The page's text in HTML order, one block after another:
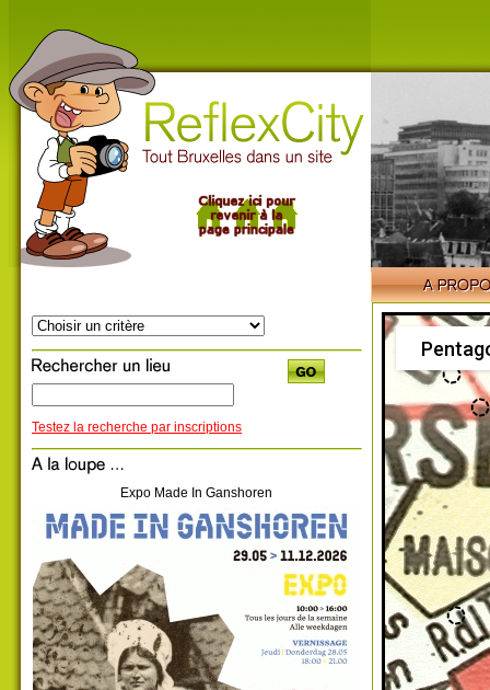
Testez la recherche par inscriptions
Expo Made In Ganshoren